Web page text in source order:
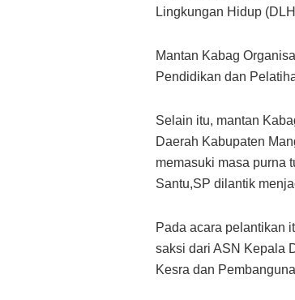
Lingkungan Hidup
Mantan Kabag
Pendidikan dan
Selain itu, mantan
Daerah Kabupaten
memasuki masa purna
Santu,SP dilantik
Pada acara pelantikan
saksi dari ASN Kepala
Kesra dan